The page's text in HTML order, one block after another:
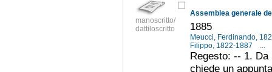
manoscritto/
dattiloscritto
1885
Meucci, Ferdinando,
Filippo, 1822-1887
...
Regesto: -- 1.
chiede un